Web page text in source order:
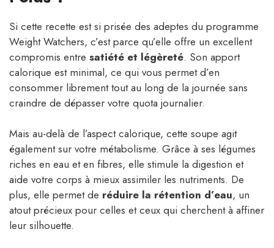
Si cette recette est si prisée des adeptes du programme
Weight Watchers, c’est parce qu’elle offre un excellent
compromis entre satiété et légèreté. Son apport
calorique est minimal, ce qui vous permet d’en
consommer librement tout au long de la journée sans
craindre de dépasser votre quota journalier.
Mais au-delà de l’aspect calorique, cette soupe agit
également sur votre métabolisme. Grâce à ses légumes
riches en eau et en fibres, elle stimule la digestion et
aide votre corps à mieux assimiler les nutriments. De
plus, elle permet de réduire la rétention d’eau, un
atout précieux pour celles et ceux qui cherchent à affiner
leur silhouette.